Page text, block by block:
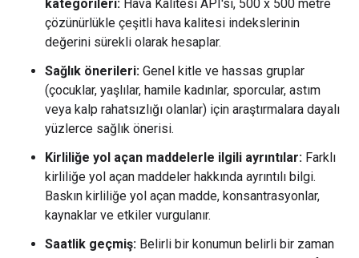
kategorileri: Hava Kalitesi API'si, 500 x 500 metre
çözünürlükle çeşitli hava kalitesi indekslerinin
değerini sürekli olarak hesaplar.
Sağlık önerileri: Genel kitle ve hassas gruplar
(çocuklar, yaşlılar, hamile kadınlar, sporcular, astım
veya kalp rahatsızlığı olanlar) için araştırmalara dayalı
yüzlerce sağlık önerisi.
Kirliliğe yol açan maddelerle ilgili ayrıntılar: Farklı
kirliliğe yol açan maddeler hakkında ayrıntılı bilgi.
Baskın kirliliğe yol açan madde, konsantrasyonlar,
kaynaklar ve etkiler vurgulanır.
Saatlik geçmiş: Belirli bir konumun belirli bir zaman